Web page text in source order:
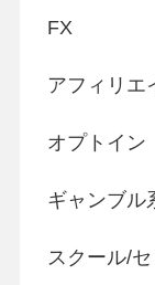
FX
アフィリエ
オプトイン
ギャンブル
スクール/